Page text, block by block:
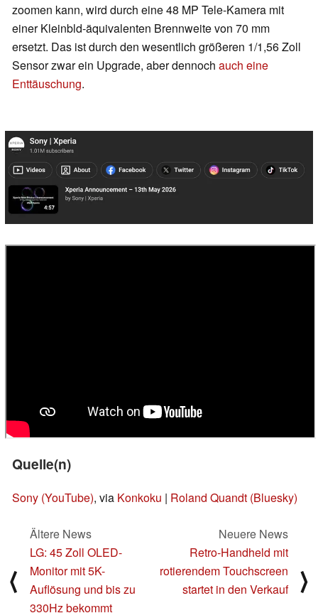
zoomen kann, wird durch eine 48 MP Tele-Kamera mit
einer Kleinbld-äquivalenten Brennweite von 70 mm
ersetzt. Das ist durch den wesentlich größeren 1/1,56 Zoll
Sensor zwar ein Upgrade, aber dennoch auch eine
Enttäuschung.
Quelle(n)
Sony (YouTube), via Konkoku | Roland Quandt (Bluesky)
⟨
Ältere News
LG: 45 Zoll OLED-
Monitor mit 5K-
Auflösung und bis zu
330Hz bekommt
Neuere News
Retro-Handheld mit
rotierendem Touchscreen
startet in den Verkauf
⟩